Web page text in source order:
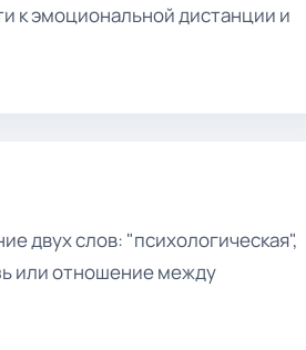
к эмоциональной дистанции и
двух слов: "психологическая",
или отношение между